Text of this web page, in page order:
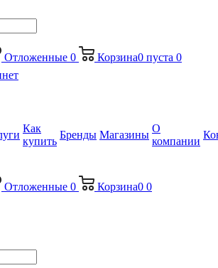
Отложенные 0 Корзина0 пуста 0
Как
купить
Бренды Магазины
О
компании
Отложенные 0 Корзина0 0